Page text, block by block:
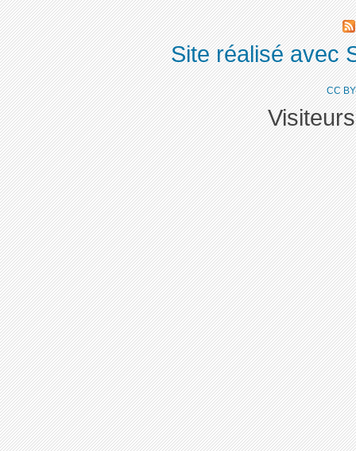
Site réalisé avec
CC